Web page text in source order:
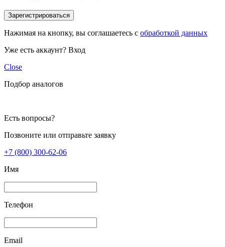
Зарегистрироваться
Нажимая на кнопку, вы соглашаетесь с обработкой данных
Уже есть аккаунт? Вход
Close
Подбор аналогов
Есть вопросы?
Позвоните или отправьте заявку
+7 (800) 300-62-06
Имя
Телефон
Email